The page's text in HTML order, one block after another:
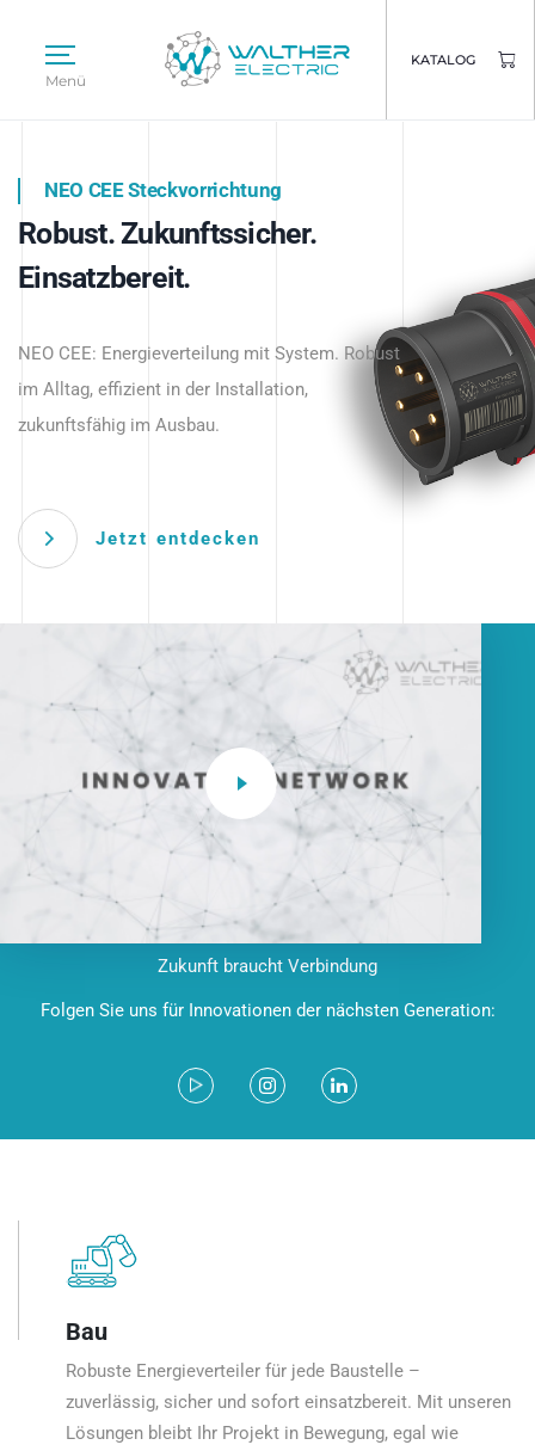
Menü
KATALOG
Intelligente Stromverteilung
beginnt hier.
NEO CEE Steckvorrichtung
Robust. Zukunftssicher.
Einsatzbereit.
NEO CEE: Energieverteilung mit System. Robust
im Alltag, effizient in der Installation,
zukunftsfähig im Ausbau.
Jetzt entdecken
Intelligenz trifft Energie.
Anwendungen – robust, IP-geschützt und
zukunftsfähig.
Zukunft braucht Verbindung
Folgen Sie uns für Innovationen der nächsten Generation:
Bau
Robuste Energieverteiler für jede Baustelle –
zuverlässig, sicher und sofort einsatzbereit. Mit unseren
Lösungen bleibt Ihr Projekt in Bewegung, egal wie